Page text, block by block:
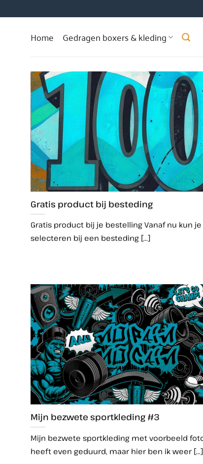
naar
Home Gedragen boxers & kleding
Gratis product bij besteding
Gratis product bij je bestelling Vanaf nu kun je
selecteren bij een besteding [...]
Mijn bezwete sportkleding #3
Mijn bezwete sportkleding met voorbeeld
heeft even geduurd, maar hier ben ik weer [...]